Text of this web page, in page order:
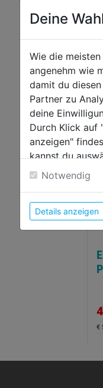
€
Deine
Wie die
angenehm wie
damit du
Partner zu
deine
Durch Klick auf
anzeigen"
kannst du
Weitere
Notwendig
Details anzeigen